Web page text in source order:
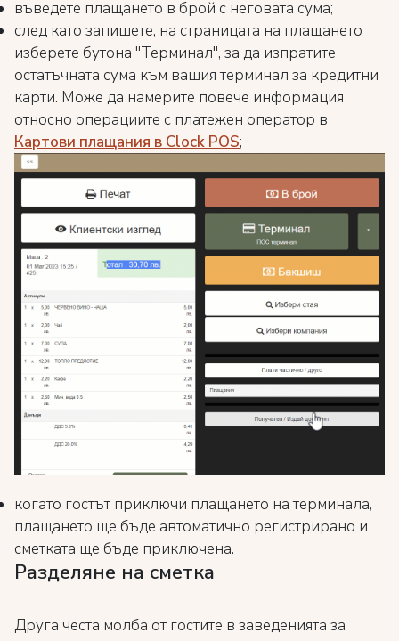
въведете плащането в брой с неговата сума;
след като запишете, на страницата на плащането
изберете бутона "Терминал", за да изпратите
остатъчната сума към вашия терминал за кредитни
карти. Може да намерите повече информация
относно операциите с платежен оператор в
Картови плащания в Clock POS;
когато гостът приключи плащането на терминала,
плащането ще бъде автоматично регистрирано и
сметката ще бъде приключена.
Разделяне на сметка
Друга честа молба от гостите в заведенията за